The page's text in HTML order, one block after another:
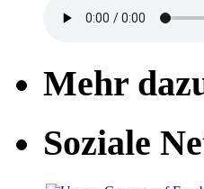
Mehr
Soziale